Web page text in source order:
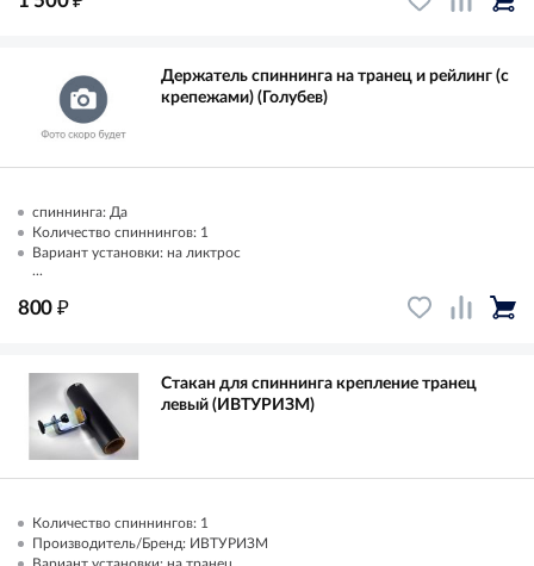
Держатель спиннинга на транец и рейлинг (с
крепежами) (Голубев)
спиннинга: Да
Количество спиннингов: 1
Вариант установки: на ликтрос
...
800 ₽
Стакан для спиннинга крепление транец
левый (ИВТУРИЗМ)
Количество спиннингов: 1
Производитель/Бренд: ИВТУРИЗМ